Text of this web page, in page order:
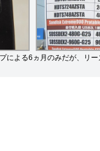
による6ヵ月のみだが、リ